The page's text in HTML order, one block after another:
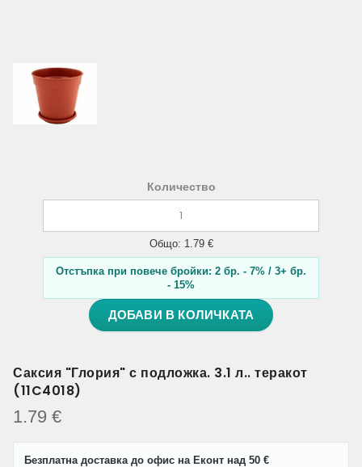
Количество
Общо: 1.79 €
Отстъпка при повече бройки: 2 бр. - 7% / 3+ бр.
- 15%
ДОБАВИ В КОЛИЧКАТА
Саксия "Глория" с подложка. 3.1 л.. теракот
(11C4018)
1.79 €
Безплатна доставка до офис на Еконт над 50 €